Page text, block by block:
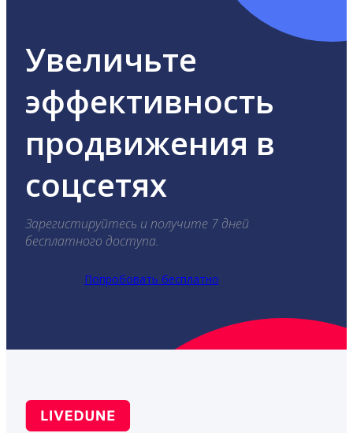
Увеличьте
эффективность
продвижения в
соцсетях
Зарегистируйтесь и получите 7 дней
бесплатного доступа.
Попробовать бесплатно